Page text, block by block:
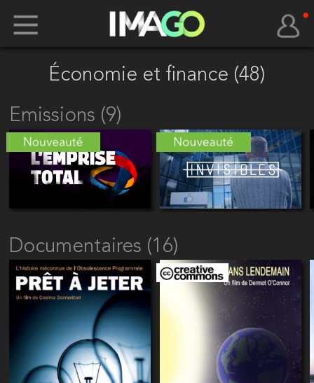
Économie et finance (48)
Emissions (9)
Documentaires (16)